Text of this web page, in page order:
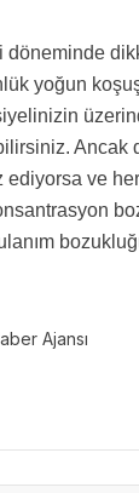
yoğun
Ancak
ediyorsa ve
Ajansı